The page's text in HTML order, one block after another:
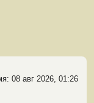
08 авг 2026, 01:26